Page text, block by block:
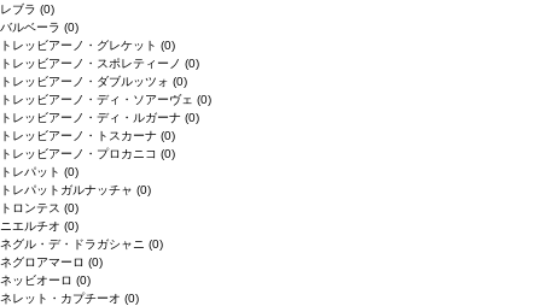
レブラ (0)
バルベーラ (0)
トレッビアーノ・グレケット (0)
トレッビアーノ・スポレティーノ (0)
トレッビアーノ・ダブルッツォ (0)
トレッビアーノ・ディ・ソアーヴェ (0)
トレッビアーノ・ディ・ルガーナ (0)
トレッビアーノ・トスカーナ (0)
トレッビアーノ・プロカニコ (0)
トレパット (0)
トレパットガルナッチャ (0)
トロンテス (0)
ニエルチオ (0)
ネグル・デ・ドラガシャニ (0)
ネグロアマーロ (0)
ネッビオーロ (0)
ネレット・カプチーオ (0)